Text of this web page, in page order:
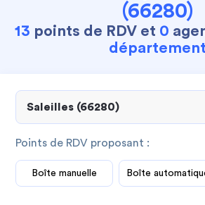
(66280)
13 points de RDV et 0
département
Points de RDV proposant :
Boîte manuelle Boîte